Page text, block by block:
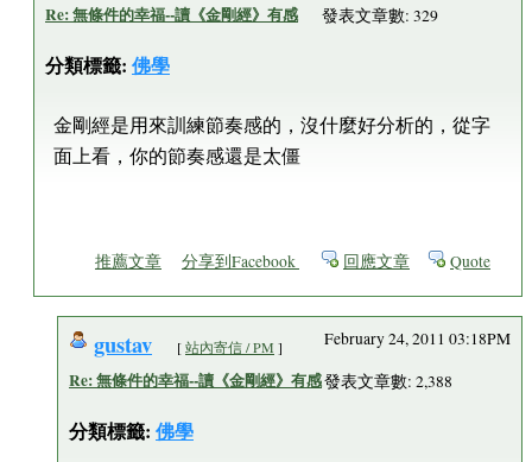
Re: 無條件的幸福--讀《金剛經》有感
分類標籤: 佛學
發表文章數: 329
金剛經是用來訓練節奏感的，沒什麼好分析的，從字
面上看，你的節奏感還是太僵
推薦文章 分享到Facebook 回應文章 Quote
gustav [站內寄信 / PM ]
Re: 無條件的幸福--讀《金剛經》有感
分類標籤: 佛學
February 24, 2011 03:18PM
發表文章數: 2,388